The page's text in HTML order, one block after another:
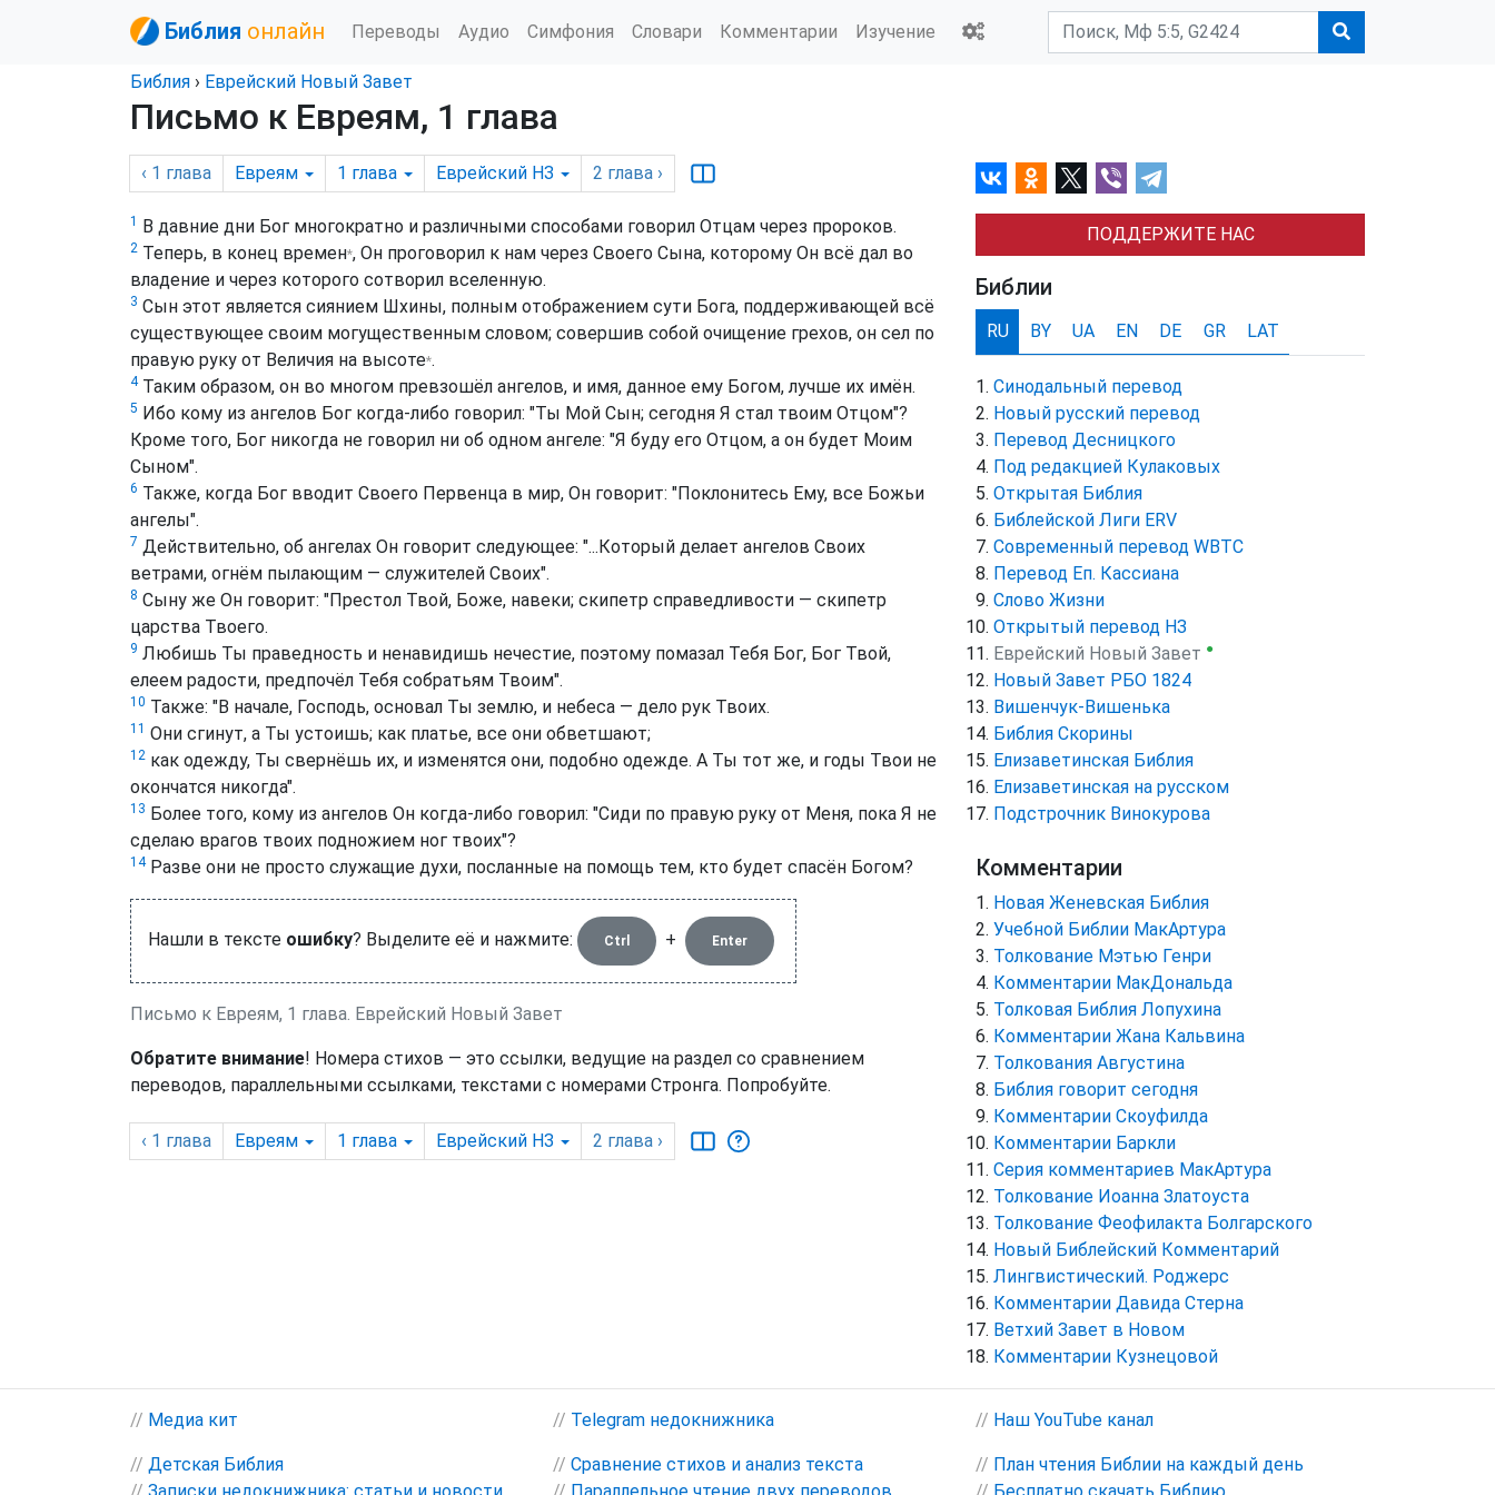
Библия онлайн Переводы Аудио Симфония Словари Комментарии Изучение
Библия › Еврейский Новый Завет
Письмо к Евреям, 1 глава
‹ 1 глава Евреям 1 глава Еврейский НЗ 2 глава ›
1 В давние дни Бог многократно и различными способами говорил Отцам через пророков.
2 Теперь, в конец времен*, Он проговорил к нам через Своего Сына, которому Он всё дал во
владение и через которого сотворил вселенную.
3 Сын этот является сиянием Шхины, полным отображением сути Бога, поддерживающей всё
существующее своим могущественным словом; совершив собой очищение грехов, он сел по
правую руку от Величия на высоте*.
4Таким образом, он во многом превзошёл ангелов, и имя, данное ему Богом, лучше их имён.
5 Ибо кому из ангелов Бог когда-либо говорил: "Ты Мой Сын; сегодня Я стал твоим Отцом"?
Кроме того, Бог никогда не говорил ни об одном ангеле: "Я буду его Отцом, а он будет Моим
Сыном".
6 Также, когда Бог вводит Своего Первенца в мир, Он говорит: "Поклонитесь Ему, все Божьи
ангелы".
7 Действительно, об ангелах Он говорит следующее: "...Который делает ангелов Своих
ветрами, огнём пылающим — служителей Своих".
8 Сыну же Он говорит: "Престол Твой, Боже, навеки; скипетр справедливости — скипетр
царства Твоего.
9 Любишь Ты праведность и ненавидишь нечестие, поэтому помазал Тебя Бог, Бог Твой,
елеем радости, предпочёл Тебя собратьям Твоим".
10 Также: "В начале, Господь, основал Ты землю, и небеса — дело рук Твоих.
11 Они сгинут, а Ты устоишь; как платье, все они обветшают;
12 как одежду, Ты свернёшь их, и изменятся они, подобно одежде. А Ты тот же, и годы Твои не
окончатся никогда".
13 Более того, кому из ангелов Он когда-либо говорил: "Сиди по правую руку от Меня, пока Я не
сделаю врагов твоих подножием ног твоих"?
14Разве они не просто служащие духи, посланные на помощь тем, кто будет спасён Богом?
Нашли в тексте ошибку? Выделите её и нажмите: Ctrl + Enter
Письмо к Евреям, 1 глава. Еврейский Новый Завет
Обратите внимание! Номера стихов — это ссылки, ведущие на раздел со сравнением
переводов, параллельными ссылками, текстами с номерами Стронга. Попробуйте.
‹ 1 глава Евреям 1 глава Еврейский НЗ 2 глава ›
ПОДДЕРЖИТЕ НАС
Библии
RU BY UA EN DE GR LAT
Синодальный перевод
Новый русский перевод
Перевод Десницкого
Под редакцией Кулаковых
Открытая Библия
Библейской Лиги ERV
Cовременный перевод WBTC
Перевод Еп. Кассиана
Слово Жизни
Открытый перевод НЗ
Еврейский Новый Завет ●
Новый Завет РБО 1824
Вишенчук-Вишенька
Библия Скорины
Елизаветинская Библия
Елизаветинская на русском
Подстрочник Винокурова
Комментарии
Новая Женевская Библия
Учебной Библии МакАртура
Толкование Мэтью Генри
Комментарии МакДональда
Толковая Библия Лопухина
Комментарии Жана Кальвина
Толкования Августина
Библия говорит сегодня
Комментарии Скоуфилда
Комментарии Баркли
Серия комментариев МакАртура
Толкование Иоанна Златоуста
Толкование Феофилакта Болгарского
Новый Библейский Комментарий
Лингвистический. Роджерс
Комментарии Давида Стерна
Ветхий Завет в Новом
Комментарии Кузнецовой
// Медиа кит // Telegram недокнижника // Наш YouTube канал
// Детская Библия
// Сравнение стихов и анализ текста
// План чтения Библии на каждый день